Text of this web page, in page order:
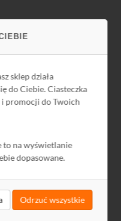
sklep działa
do Ciebie. Ciasteczka
promocji do Twoich
to na wyświetlanie
dopasowane.
Odrzuć wszystkie